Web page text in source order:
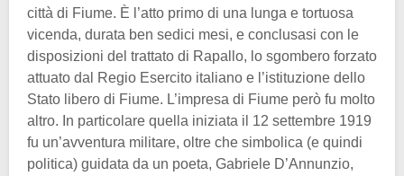
città di Fiume. È l’atto primo di una lunga e tortuosa
vicenda, durata ben sedici mesi, e conclusasi con le
disposizioni del trattato di Rapallo, lo sgombero forzato
attuato dal Regio Esercito italiano e l’istituzione dello
Stato libero di Fiume. L’impresa di Fiume però fu molto
altro. In particolare quella iniziata il 12 settembre 1919
fu un’avventura militare, oltre che simbolica (e quindi
politica) guidata da un poeta, Gabriele D’Annunzio,